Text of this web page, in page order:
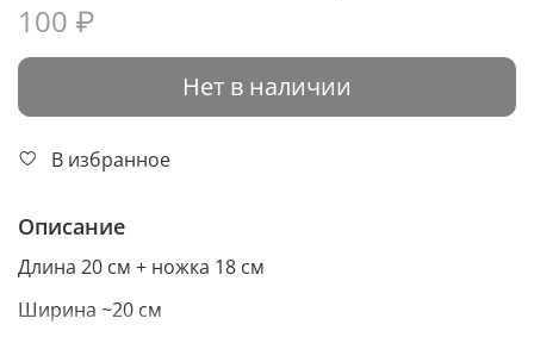
100 ₽
Нет в наличии
В избранное
Описание
Длина 20 см + ножка 18 см
Ширина ~20 см